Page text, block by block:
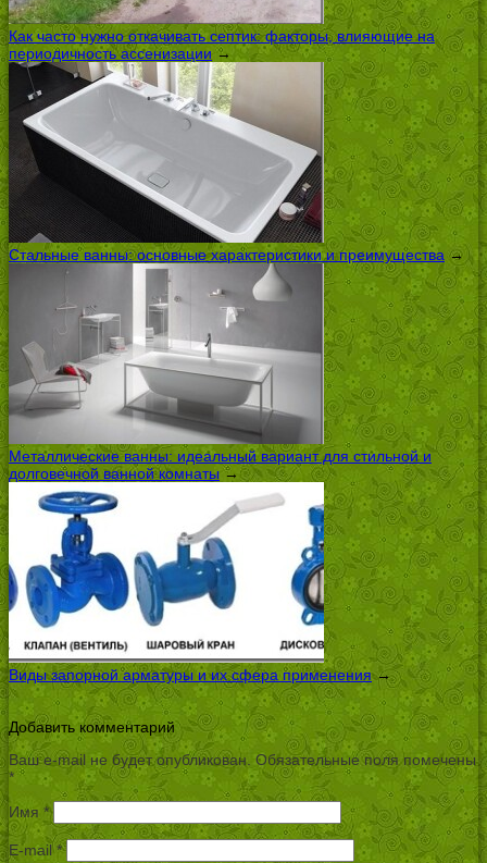
Как часто нужно откачивать септик: факторы, влияющие на
периодичность ассенизации →
Стальные ванны: основные характеристики и преимущества→
Металлические ванны: идеальный вариант для стильной и
долговечной ванной комнаты→
Виды запорной арматуры и их сфера применения→
Добавить комментарий
Ваш e-mail не будет опубликован. Обязательные поля помечены
*
Имя *
E-mail*